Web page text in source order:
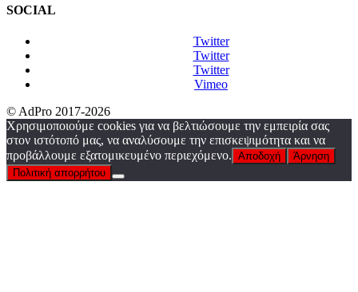
SOCIAL
Twitter
Twitter
Twitter
Vimeo
© AdPro 2017-2026
Χρησιμοποιούμε cookies για να βελτιώσουμε την εμπειρία σας
στον ιστότοπό μας, να αναλύσουμε την επισκεψιμότητα και να
προβάλλουμε εξατομικευμένο περιεχόμενο. Αποδοχή
Άρνηση
Πολιτική απορρήτου